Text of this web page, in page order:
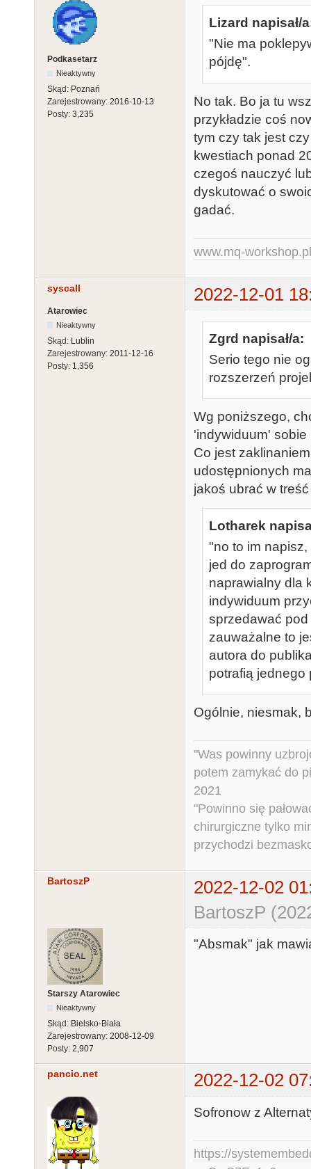
Podkasetarz
Nieaktywny
Skąd: Poznań
Zarejestrowany: 2016-10-13
Posty: 3,235
Lizard napisał/
"Nie ma
pójdę".
No tak. Bo ja tu
przykładzie coś
tym czy tak jest
kwestiach ponad
czegoś nauczyć
dyskutować o
gadać.
www.mq-workshop.pl
syscall 2022-12-01
Atarowiec
Nieaktywny
Skąd: Lublin
Zarejestrowany: 2011-12-16
Posty: 1,356
Zgrd napisał/a:
Serio tego nie
rozszerzeń
Wg poniższego,
'indywiduum' sobie
Co jest
udostępnionych
jakoś ubrać w
Lotharek
"no to im
jed do
naprawialny dla
indywiduum
sprzedawać pod
zauważalne to
autora do
potrafią
Ogólnie, niesmak,
"Was powinny
potem zamykać do
2021
"Powinno się
chirurgiczne tylko
przychodzi
BartoszP
2022-12-02
BartoszP
Starszy Atarowiec
Nieaktywny
Skąd: Bielsko-Biała
Zarejestrowany: 2008-12-09
Posty: 2,907
"Absmak" jak
pancio.net 2022-12-02
Sofronow z
https://